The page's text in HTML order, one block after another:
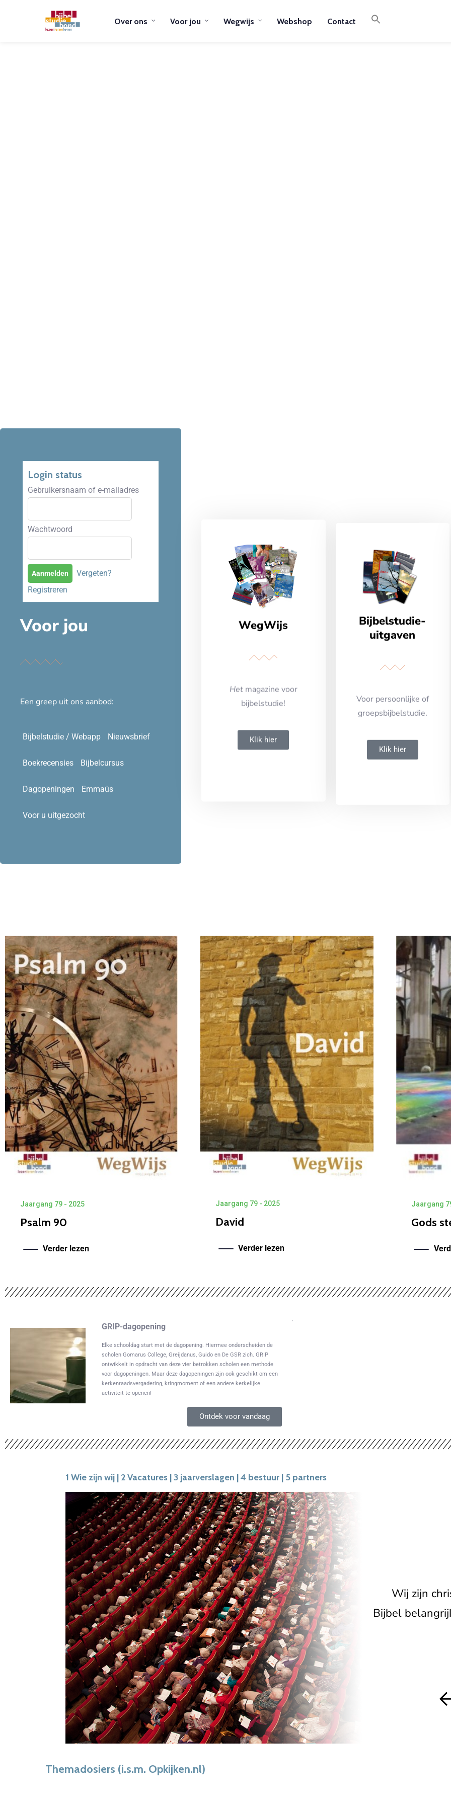
Over ons Voor jou Wegwijs Webshop Contact
Login status
Hetmagazine voor
Klik hier
Bijbelstudie-
uitgaven
Voor persoonlijke of
Klik hier
Jaargang 79 - 2025
Psalm 90
Verder lezen
Jaargang 79 - 2025
David
Verder lezen
Jaargang
Gods
2 3 4
GRIP-dagopening
Elke schooldag start met de dagopening. Hiermee onderscheiden de
scholen Gomarus College, Greijdanus, Guido en De GSR zich. GRIP
ontwikkelt in opdracht van deze vier betrokken scholen een methode
voor dagopeningen. Maar deze dagopeningen zijn ook geschikt om een
kerkenraadsvergadering, kringmoment of een andere kerkelijke
activiteit te openen!
Ontdek voor vandaag
1 Wie zijn wij | 2 Vacatures | 3 jaarverslagen | 4 bestuur | 5 partners
Wij zijn
Bijbel
Themadosiers (i.s.m. Opkijken.nl)